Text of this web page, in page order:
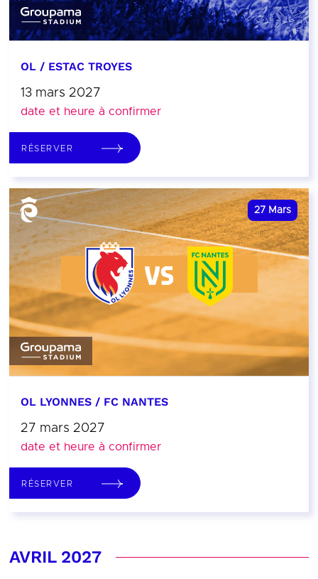
OL / ESTAC TROYES
13 mars 2027
date et heure à confirmer
RÉSERVER
27 Mars
OL LYONNES / FC NANTES
27 mars 2027
date et heure à confirmer
RÉSERVER
AVRIL 2027